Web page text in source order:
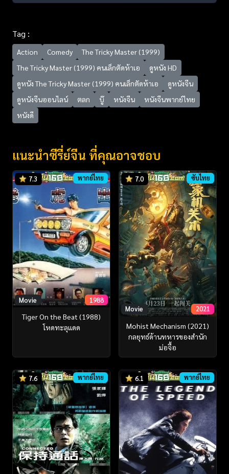
Tag :
Action Comedy
The Tricky Master (1999)
The Tricky Master (1999) คนเล็กตัดห้าเอ
ดูหนัง HD
ดูหนัง The Tricky Master (1999) คนเล็กตัดห้าเอ
ดูหนังจีน
ดูหนังจีนออนไลน์
ตลก บู๊ หนังจีน
หนังจีนพากย์ไทย
หนังดี
แนะนำซีรี่ย์จีน ที่คุณอาจชอบ
7.3 พากย์ไทย
Movie 1988
Tiger On the Beat (1988)
โหดทะลุแดด
7.0 ซับไทย
Movie 2021
Mohist Mechanism (2021)
กลยุทธ์ด้านทหารของสำนัก
ม่อจื้อ
7.6 พากย์ไทย 6.1 พากย์ไทย